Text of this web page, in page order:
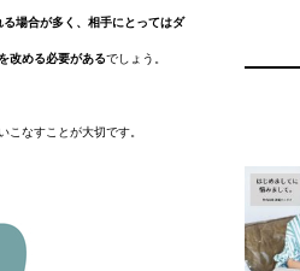
る場合が多く、相手にとってはダ
改める必要があるでしょう。
なすことが大切です。